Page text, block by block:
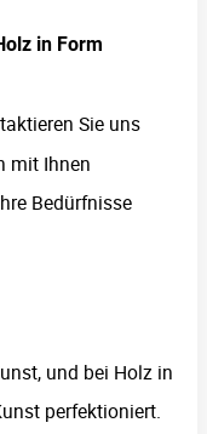
in Form
Sie uns
mit Ihnen
Bedürfnisse
und bei Holz in
perfektioniert.